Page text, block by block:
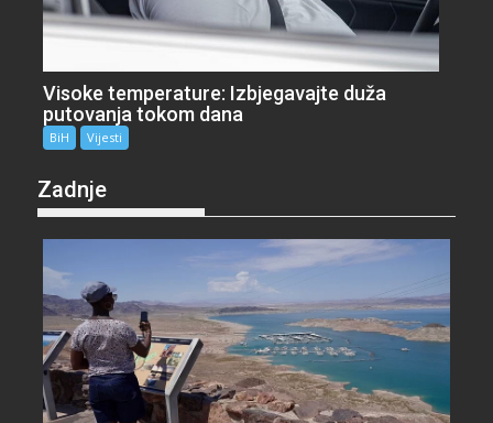
Visoke temperature: Izbjegavajte duža
putovanja tokom dana
BiH Vijesti
Zadnje